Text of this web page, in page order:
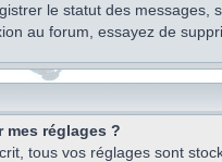
le statut des
au forum, essayez de
mes réglages ?
tous vos réglages sont